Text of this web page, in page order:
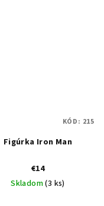
Figúrka Iron Man
€14
Skladom(3 ks)
KÓD: 215